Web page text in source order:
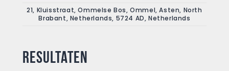
21, Kluisstraat, Ommelse Bos, Ommel, Asten, North
Brabant, Netherlands, 5724 AD, Netherlands
Resultaten